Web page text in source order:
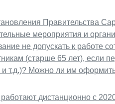
Правительства
мероприятия и
не допускать к работе
(старше 65 лет), если
т.д.)? Можно ли им
дистанционно с